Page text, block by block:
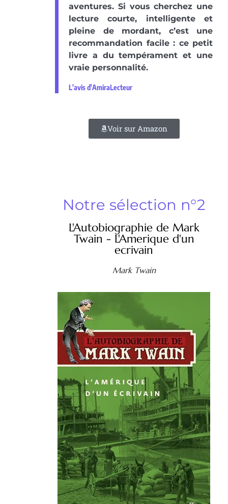
aventures. Si vous cherchez une
lecture courte, intelligente et
pleine de mordant, c’est une
recommandation facile : ce petit
livre a du tempérament et une
vraie personnalité.
L'avis d'AmiraLecteur
Voir sur Amazon
Notre sélection n°2
L'Autobiographie de Mark
Twain - L'Amerique d'un
ecrivain
Mark Twain